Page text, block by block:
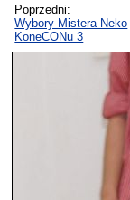
Poprzedni:
Wybory Mistera Neko
KoneCONu 3